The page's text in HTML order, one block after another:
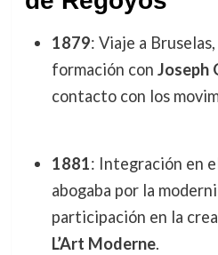
1879: Viaje a
formación con Joseph
contacto con los
1881: Integración en
abogaba por la
participación en la
L’Art Moderne.